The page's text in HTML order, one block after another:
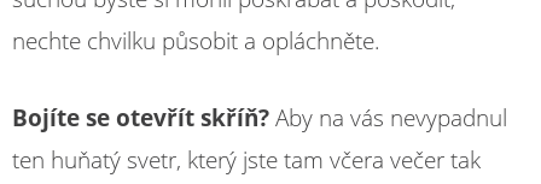
nechte chvilku působit a opláchněte.
Bojíte se otevřít skříň?Aby na vás nevypadnul
ten huňatý svetr, který jste tam včera večer tak